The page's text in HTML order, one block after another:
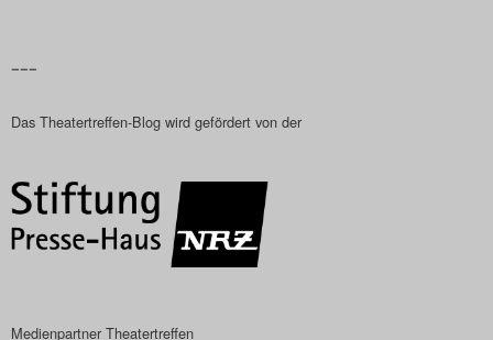
Das Theatertreffen-Blog
2022
2023
Das Theatertreffen-Blog
–––
Das Theatertreffen-Blog wird gefördert von der
Medienpartner Theatertreffen